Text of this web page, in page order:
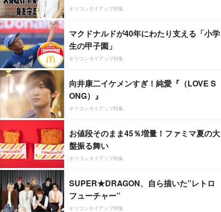
オリコンタイアップ特集
マクドナルドが40年にわたり支える「小学
生の甲子園」
オリコンタイアップ特集
向井康二イケメンすぎ！純愛『（LOVE S
ONG）』
オリコンタイアップ特集
お値段そのまま45％増量！ファミマ夏の大
盤振る舞い
オリコンタイアップ特集
SUPER★DRAGON、自ら描いた”レトロ
フューチャー”
オリコンタイアップ特集